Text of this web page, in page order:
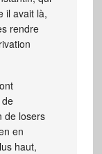
il avait là,
rendre
de losers
en
haut,